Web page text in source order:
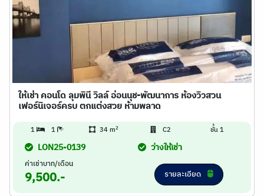
ให้เช่า คอนโด ลุมพินี วิลล์ อ่อนนุช-พัฒนาการ ห้องวิวสวน
เฟอร์นิเจอร์ครบ ตกแต่งสวย ห้ามพลาด
1 1 34 m2 C2 ชั้น 1
LON25-0139 ว่างให้เช่า
ค่าเช่าบาท/เดือน
9,500.- รายละเอียด